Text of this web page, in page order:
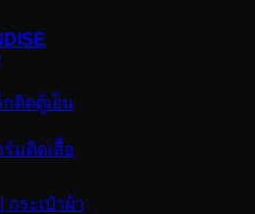
กติดตู้เย็น
ร์มติดเสื้อ
กระเป๋าผ้า